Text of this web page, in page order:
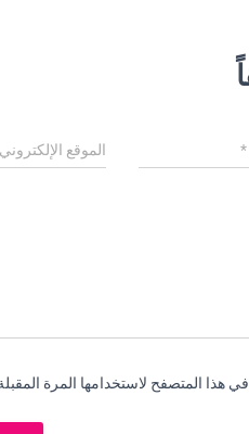
* الموقع الإلكتروني
هذا المتصفح لاستخدامها المرة